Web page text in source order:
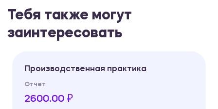
Тебя также могут
заинтересовать
Производственная практика
Отчет
2600.00 ₽